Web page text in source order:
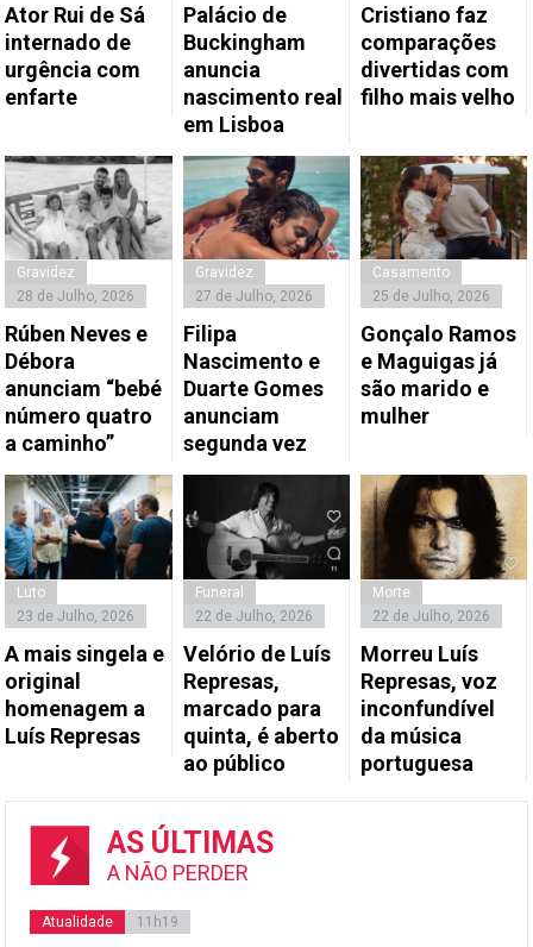
Ator Rui de Sá
internado de
urgência com
enfarte
Palácio de
Buckingham
anuncia
nascimento real
em Lisboa
Cristiano faz
comparações
divertidas com
filho mais velho
Gravidez
28 de Julho, 2026
Rúben Neves e
Débora
anunciam “bebé
número quatro
a caminho”
Gravidez
27 de Julho, 2026
Filipa
Nascimento e
Duarte Gomes
anunciam
segunda vez
Casamento
25 de Julho, 2026
Gonçalo Ramos
e Maguigas já
são marido e
mulher
Luto
23 de Julho, 2026
A mais singela e
original
homenagem a
Luís Represas
Funeral
22 de Julho, 2026
Velório de Luís
Represas,
marcado para
quinta, é aberto
ao público
Morte
22 de Julho, 2026
Morreu Luís
Represas, voz
inconfundível
da música
portuguesa
AS ÚLTIMAS
A NÃO PERDER
Atualidade 11h19